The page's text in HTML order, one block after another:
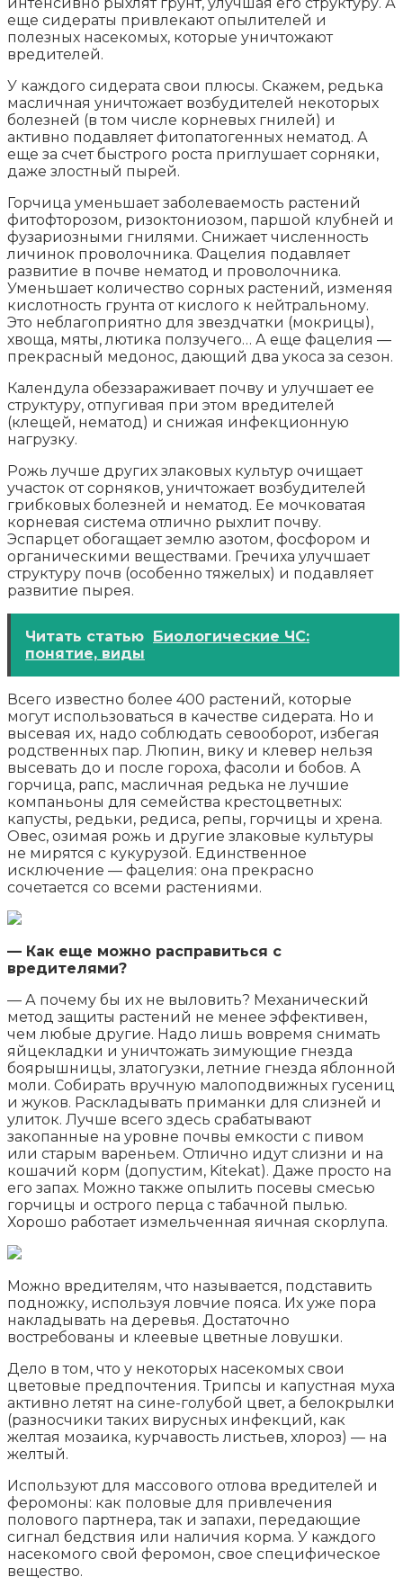
еще сидераты привлекают опылителей и
полезных насекомых, которые уничтожают
вредителей.
У каждого сидерата свои плюсы. Скажем, редька
масличная уничтожает возбудителей некоторых
болезней (в том числе корневых гнилей) и
активно подавляет фитопатогенных нематод. А
еще за счет быстрого роста приглушает сорняки,
даже злостный пырей.
Горчица уменьшает заболеваемость растений
фитофторозом, ризоктониозом, паршой клубней и
фузариозными гнилями. Снижает численность
личинок проволочника. Фацелия подавляет
развитие в почве нематод и проволочника.
Уменьшает количество сорных растений, изменяя
кислотность грунта от кислого к нейтральному.
Это неблагоприятно для звездчатки (мокрицы),
хвоща, мяты, лютика ползучего… А еще фацелия —
прекрасный медонос, дающий два укоса за сезон.
Календула обеззараживает почву и улучшает ее
структуру, отпугивая при этом вредителей
(клещей, нематод) и снижая инфекционную
нагрузку.
Рожь лучше других злаковых культур очищает
участок от сорняков, уничтожает возбудителей
грибковых болезней и нематод. Ее мочковатая
корневая система отлично рыхлит почву.
Эспарцет обогащает землю азотом, фосфором и
органическими веществами. Гречиха улучшает
структуру почв (особенно тяжелых) и подавляет
развитие пырея.
Читать статью
Биологические ЧС:
понятие, виды
Всего известно более 400 растений, которые
могут использоваться в качестве сидерата. Но и
высевая их, надо соблюдать севооборот, избегая
родственных пар. Люпин, вику и клевер нельзя
высевать до и после гороха, фасоли и бобов. А
горчица, рапс, масличная редька не лучшие
компаньоны для семейства крестоцветных:
капусты, редьки, редиса, репы, горчицы и хрена.
Овес, озимая рожь и другие злаковые культуры
не мирятся с кукурузой. Единственное
исключение — фацелия: она прекрасно
сочетается со всеми растениями.
— Как еще можно расправиться с
вредителями?
— А почему бы их не выловить? Механический
метод защиты растений не менее эффективен,
чем любые другие. Надо лишь вовремя снимать
яйцекладки и уничтожать зимующие гнезда
боярышницы, златогузки, летние гнезда яблонной
моли. Собирать вручную малоподвижных гусениц
и жуков. Раскладывать приманки для слизней и
улиток. Лучше всего здесь срабатывают
закопанные на уровне почвы емкости с пивом
или старым вареньем. Отлично идут слизни и на
кошачий корм (допустим, Kitekat). Даже просто на
его запах. Можно также опылить посевы смесью
горчицы и острого перца с табачной пылью.
Хорошо работает измельченная яичная скорлупа.
Можно вредителям, что называется, подставить
подножку, используя ловчие пояса. Их уже пора
накладывать на деревья. Достаточно
востребованы и клеевые цветные ловушки.
Дело в том, что у некоторых насекомых свои
цветовые предпочтения. Трипсы и капустная муха
активно летят на сине-голубой цвет, а белокрылки
(разносчики таких вирусных инфекций, как
желтая мозаика, курчавость листьев, хлороз) — на
желтый.
Используют для массового отлова вредителей и
феромоны: как половые для привлечения
полового партнера, так и запахи, передающие
сигнал бедствия или наличия корма. У каждого
насекомого свой феромон, свое специфическое
вещество.